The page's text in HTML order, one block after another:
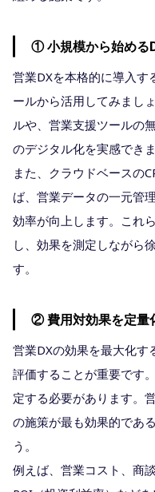
① 小規模から始める
営業DXを本格的に導入す
ールから活用してみまし
ルや、営業支援ツールの
のデジタル化を実感できま
また、クラウドベースの
ば、営業データの一元管
効率が向上します。これ
し、効果を測定しながら
す。
② 費用対効果を定量
営業DXの効果を最大化す
評価することが重要です
定する必要があります。
の施策が最も効果的であ
う。
例えば、営業コスト、商